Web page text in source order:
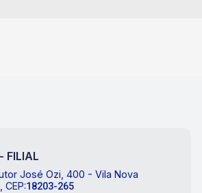
FILIAL
José Ozi, 400 - Vila Nova
CEP:18203-265